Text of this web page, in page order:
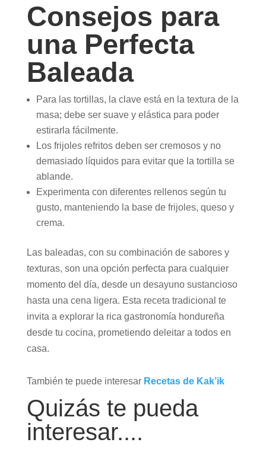
Consejos para
una Perfecta
Baleada
Para las tortillas, la clave está en la textura de la
masa; debe ser suave y elástica para poder
estirarla fácilmente.
Los frijoles refritos deben ser cremosos y no
demasiado líquidos para evitar que la tortilla se
ablande.
Experimenta con diferentes rellenos según tu
gusto, manteniendo la base de frijoles, queso y
crema.
Las baleadas, con su combinación de sabores y
texturas, son una opción perfecta para cualquier
momento del día, desde un desayuno sustancioso
hasta una cena ligera. Esta receta tradicional te
invita a explorar la rica gastronomía hondureña
desde tu cocina, prometiendo deleitar a todos en
casa.
También te puede interesar Recetas de Kak’ik
Quizás te pueda
interesar....